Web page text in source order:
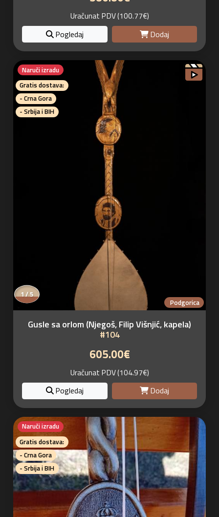
Uračunat PDV (100.77€)
Pogledaj
Dodaj
Naruči izradu
Gratis dostava:
- Crna Gora
- Srbija i BIH
Podgorica
1 / 5
Gusle sa orlom (Njegoš, Filip Višnjić, kapela)
#104
605.00€
Uračunat PDV (104.97€)
Pogledaj
Dodaj
Naruči izradu
Gratis dostava:
- Crna Gora
- Srbija i BIH